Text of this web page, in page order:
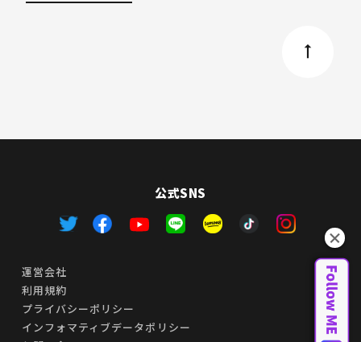
公式SNS
運営会社
利用規約
プライバシーポリシー
インフォマティブデータポリシー